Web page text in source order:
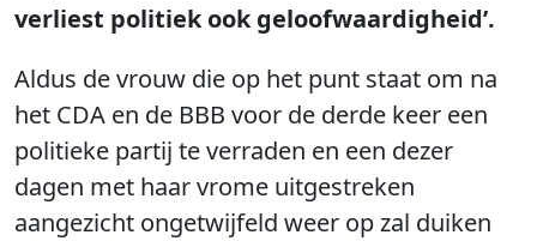
verliest politiek ook geloofwaardigheid’.
Aldus de vrouw die op het punt staat om na
het CDA en de BBB voor de derde keer een
politieke partij te verraden en een dezer
dagen met haar vrome uitgestreken
aangezicht ongetwijfeld weer op zal duiken